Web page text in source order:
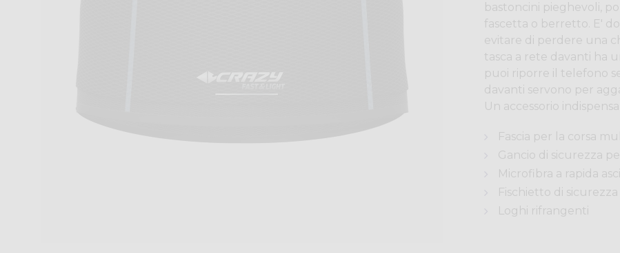
bastoncini pieghevoli,
fascetta o berretto. E'
evitare di perdere una
tasca a rete davanti ha
puoi riporre il telefono
davanti servono per
Un accessorio
Fascia per la corsa
Gancio di sicurezza
Microfibra a rapida
Fischietto di
Loghi rifrangenti